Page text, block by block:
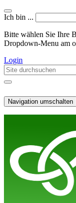
Ich bin ...
Bitte wählen Sie Ihre
Dropdown-Menu am
Login
Navigation umschalten